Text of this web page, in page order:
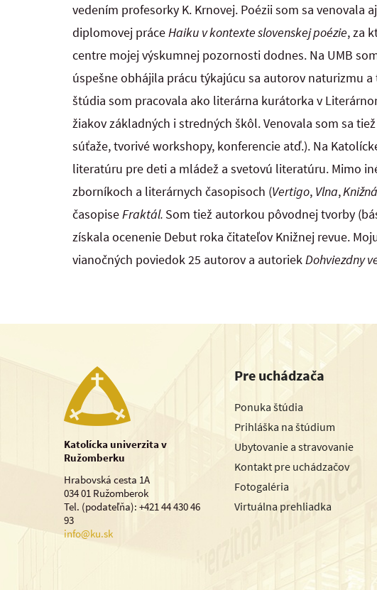
vedením profesorky K. Krnovej. Poézii som sa
diplomovej práceHaiku v kontexte slovenskej poézie, za
centre mojej výskumnej pozornosti dodnes. Na UMB
úspešne obhájila prácu týkajúcu sa autorov naturizmu
štúdia som pracovala ako literárna kurátorka v
žiakov základných i stredných škôl. Venovala som sa
súťaže, tvorivé workshopy, konferencie atď.). Na
literatúru pre deti a mládež a svetovú literatúru. Mimo
zborníkoch a literárnych časopisoch (Vertigo, Vlna,
časopiseFraktál. Som tiež autorkou pôvodnej tvorby
získala ocenenie Debut roka čitateľov Knižnej revue.
vianočných poviedok 25 autorov a autoriekDohviezdny
Katolícka univerzita v
Ružomberku
Hrabovská cesta 1A
034 01 Ružomberok
Tel. (podateľňa): +421 44 430 46
93
info@ku.sk
Pre uchádzača
Ponuka štúdia
Prihláška na štúdium
Ubytovanie a stravovanie
Kontakt pre uchádzačov
Fotogaléria
Virtuálna prehliadka